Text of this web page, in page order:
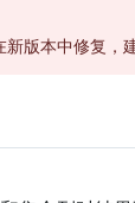
版本中修复，